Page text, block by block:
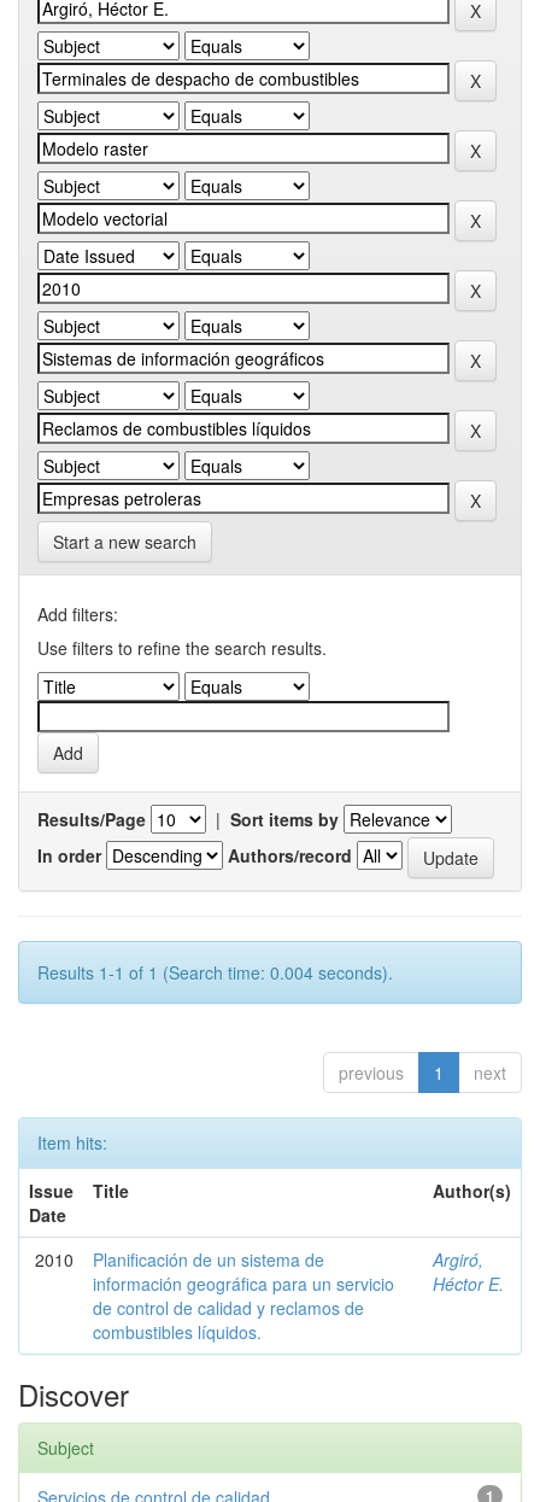
Start a new search
Add filters:
Use filters to refine the search results.
Results/Page | Sort items by
In order
Authors/record
Results 1-1 of 1 (Search time: 0.004 seconds).
previous 1 next
Item hits:
Issue
Date
Title Author(s)
2010
Planificación de un sistema de
información geográfica para un servicio
de control de calidad y reclamos de
combustibles líquidos.
Argiró,
Héctor E.
Discover
Subject
1
Servicios de control de calidad